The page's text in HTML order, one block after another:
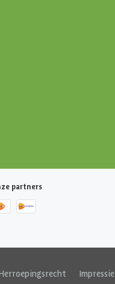
partners
Impressie